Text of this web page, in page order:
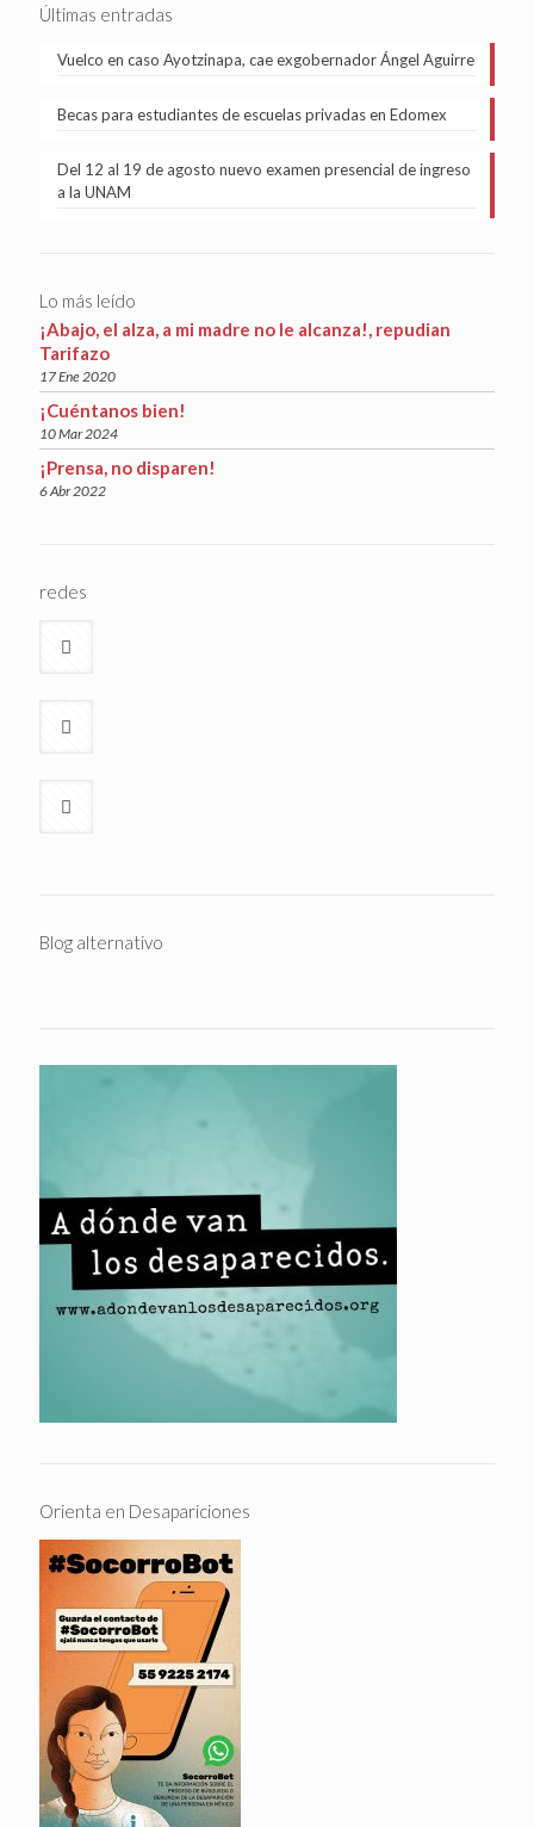
Últimas entradas
Vuelco en caso Ayotzinapa, cae exgobernador Ángel Aguirre
Becas para estudiantes de escuelas privadas en Edomex
Del 12 al 19 de agosto nuevo examen presencial de ingreso
a la UNAM
Lo más leído
¡Abajo, el alza, a mi madre no le alcanza!, repudian
Tarifazo
17 Ene 2020
¡Cuéntanos bien!
10 Mar 2024
¡Prensa, no disparen!
6 Abr 2022
redes
Blog alternativo
Orienta en Desapariciones